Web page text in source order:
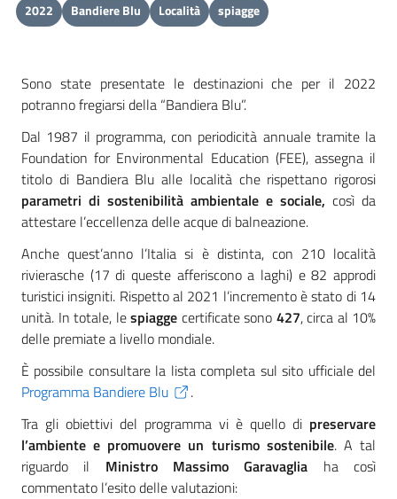
2022 Bandiere Blu Località spiagge
Sono state presentate le destinazioni che per il 2022
potranno fregiarsi della “Bandiera Blu”.
Dal 1987 il programma, con periodicità annuale tramite la
Foundation for Environmental Education (FEE), assegna il
titolo di Bandiera Blu alle località che rispettano rigorosi
parametri di sostenibilità ambientale e sociale, così da
attestare l’eccellenza delle acque di balneazione.
Anche quest’anno l’Italia si è distinta, con 210 località
rivierasche (17 di queste afferiscono a laghi) e 82 approdi
turistici insigniti. Rispetto al 2021 l’incremento è stato di 14
unità. In totale, lespiagge certificate sono 427, circa al 10%
delle premiate a livello mondiale.
È possibile consultare la lista completa sul sito ufficiale del
Programma Bandiere Blu
.
Tra gli obiettivi del programma vi è quello di preservare
l’ambiente e promuovere un turismo sostenibile. A tal
riguardo il Ministro Massimo Garavaglia ha così
commentato l’esito delle valutazioni: